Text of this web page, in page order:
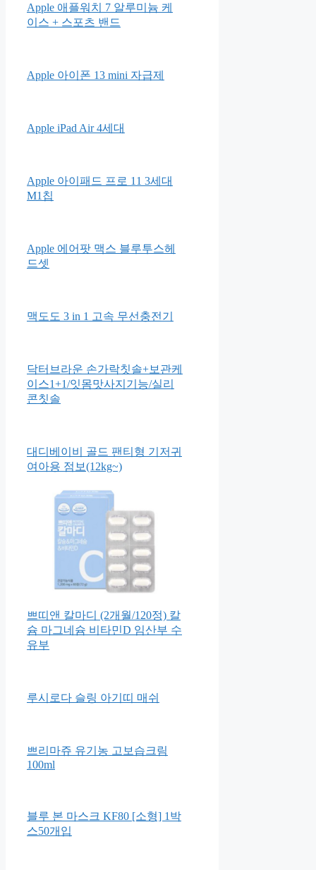
Apple 애플워치 7 알루미늄 케
이스 + 스포츠 밴드
Apple 아이폰 13 mini 자급제
Apple iPad Air 4세대
Apple 아이패드 프로 11 3세대
M1칩
Apple 에어팟 맥스 블루투스헤
드셋
맥도도 3 in 1 고속 무선충전기
닥터브라운 손가락칫솔+보관케
이스1+1/잇몸맛사지기능/실리
콘칫솔
대디베이비 골드 팬티형 기저귀
여아용 점보(12kg~)
쁘띠앤 칼마디 (2개월/120정) 칼
슘 마그네슘 비타민D 임산부 수
유부
루시로다 슬링 아기띠 매쉬
쁘리마쥬 유기농 고보습크림
100ml
블루 본 마스크 KF80 [소형] 1박
스50개입